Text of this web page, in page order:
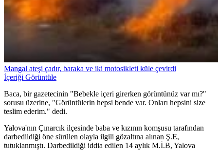
Mangal ateşi çadır, baraka ve iki motosikleti küle çevirdi
İçeriği Görüntüle
Baca, bir gazetecinin "Bebekle içeri girerken görüntünüz var mı?"
sorusu üzerine, "Görüntülerin hepsi bende var. Onları hepsini size
teslim ederim." dedi.
Yalova'nın Çınarcık ilçesinde baba ve kızının komşusu tarafından
darbedildiği öne sürülen olayla ilgili gözaltına alınan Ş.E,
tutuklanmıştı. Darbedildiği iddia edilen 14 aylık M.İ.B, Yalova